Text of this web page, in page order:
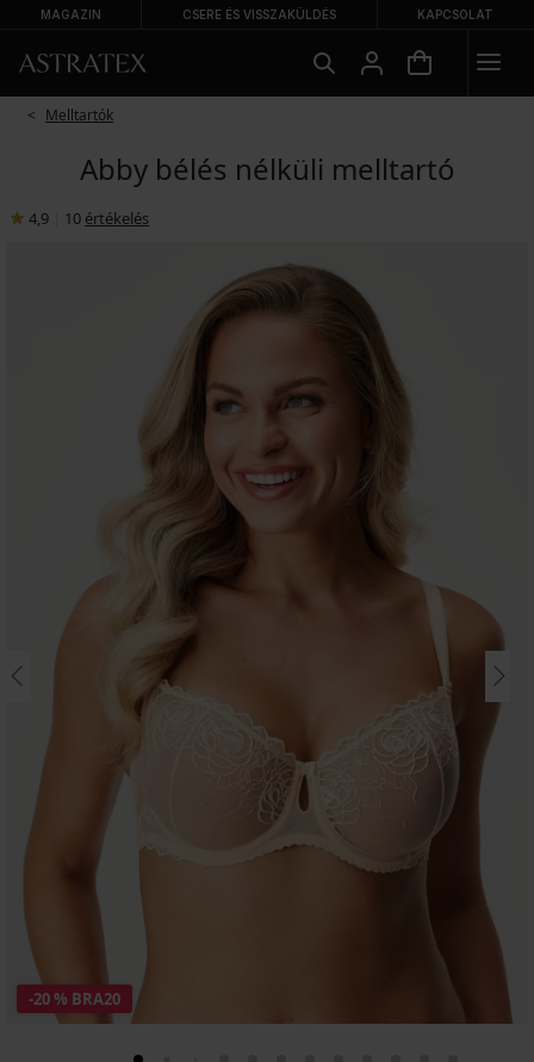
MAGAZIN CSERE ÉS VISSZAKÜLDÉS KAPCSOLAT
Melltartók
Abby bélés nélküli melltartó
4,9 10 értékelés
-20 % BRA20